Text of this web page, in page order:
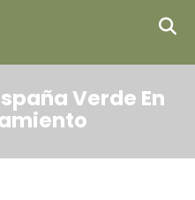
Verde En